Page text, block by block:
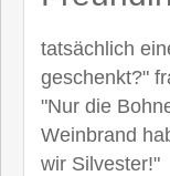
tatsächlich
geschenkt?"
"Nur die
Weinbrand
wir Silvester!"